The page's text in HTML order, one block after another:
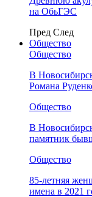
на ОбьГЭС
Пред След
Общество
Общество
В
Романа
Общество
В
памятник
Общество
85-летняя
имена в 2021